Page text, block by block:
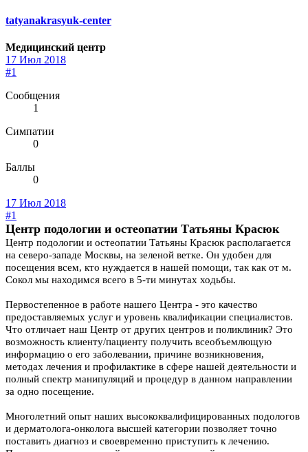
tatyanakrasyuk-center
Медицинский центр
17 Июл 2018
#1
Сообщения
1
Симпатии
0
Баллы
0
17 Июл 2018
#1
Центр подологии и остеопатии Татьяны Красюк
Центр подологии и остеопатии Татьяны Красюк располагается
на северо-западе Москвы, на зеленой ветке. Он удобен для
посещения всем, кто нуждается в нашей помощи, так как от м.
Сокол мы находимся всего в 5-ти минутах ходьбы.
Первостепенное в работе нашего Центра - это качество
предоставляемых услуг и уровень квалификации специалистов.
Что отличает наш Центр от других центров и поликлиник? Это
возможность клиенту/пациенту получить всеобъемлющую
информацию о его заболевании, причине возникновения,
методах лечения и профилактике в сфере нашей деятельности и
полный спектр манипуляций и процедур в данном направлении
за одно посещение.
Многолетний опыт наших высококвалифицированных подологов
и дерматолога-онколога высшей категории позволяет точно
поставить диагноз и своевременно приступить к лечению.